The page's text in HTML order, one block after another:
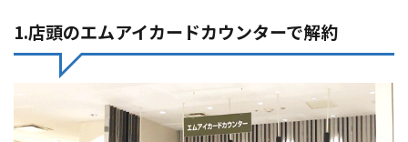
1.店頭のエムアイカードカウンターで解約